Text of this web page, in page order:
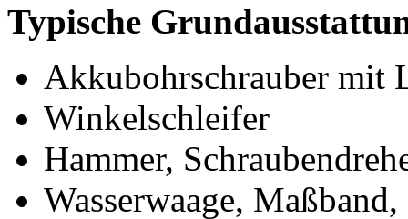
Typische
Akkubohrschrauber mit
Winkelschleifer
Hammer,
Wasserwaage,